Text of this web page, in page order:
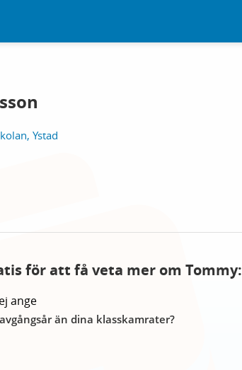
Ystad
för att få veta mer om Tommy:
ange
än dina klasskamrater?